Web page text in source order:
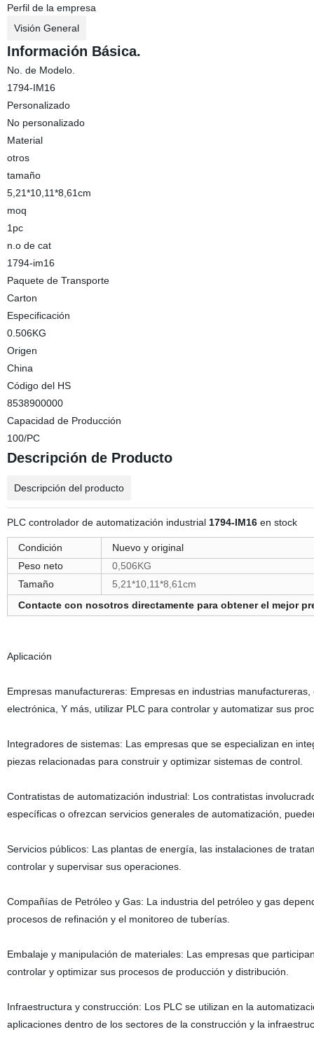
Perfil de la empresa
Visión General
Información Básica.
No. de Modelo.
1794-IM16
Personalizado
No personalizado
Material
otros
tamaño
5,21*10,11*8,61cm
moq
1pc
n.o de cat
1794-im16
Paquete de Transporte
Carton
Especificación
0.506KG
Origen
China
Código del HS
8538900000
Capacidad de Producción
100/PC
Descripción de Producto
Descripción del producto
PLC controlador de automatización industrial1794-IM16en stock
Condición
Nuevo y original
Peso neto
0,506KG
Tamaño
5,21*10,11*8,61cm
Contacte con nosotros directamente para obtener el mejor
Aplicación
Empresas manufactureras: Empresas en industrias
electrónica, Y más, utilizar PLC para controlar y automatizar sus
Integradores de sistemas: Las empresas que se especializan en
piezas relacionadas para construir y optimizar sistemas de control.
Contratistas de automatización industrial: Los contratistas
específicas o ofrezcan servicios generales de automatización,
Servicios públicos: Las plantas de energía, las instalaciones de
controlar y supervisar sus operaciones.
Compañías de Petróleo y Gas: La industria del petróleo y gas
procesos de refinación y el monitoreo de tuberías.
Embalaje y manipulación de materiales: Las empresas que
controlar y optimizar sus procesos de producción y distribución.
Infraestructura y construcción: Los PLC se utilizan en la
aplicaciones dentro de los sectores de la construcción y la